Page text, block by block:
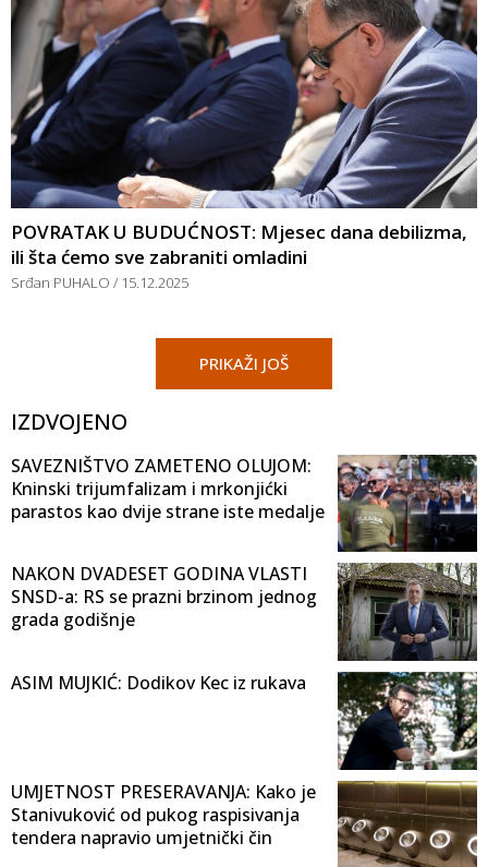
POVRATAK U BUDUĆNOST: Mjesec dana debilizma,
ili šta ćemo sve zabraniti omladini
Srđan PUHALO 15.12.2025
PRIKAŽI JOŠ
IZDVOJENO
SAVEZNIŠTVO ZAMETENO OLUJOM:
Kninski trijumfalizam i mrkonjićki
parastos kao dvije strane iste medalje
NAKON DVADESET GODINA VLASTI
SNSD-a: RS se prazni brzinom jednog
grada godišnje
ASIM MUJKIĆ: Dodikov Kec iz rukava
UMJETNOST PRESERAVANJA: Kako je
Stanivuković od pukog raspisivanja
tendera napravio umjetnički čin